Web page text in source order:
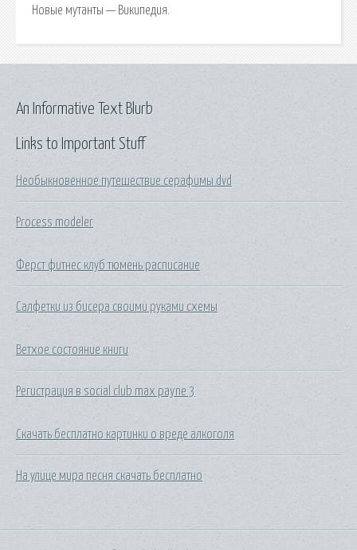
Новые мутанты — Википедия.
Links to Important Stuff
Необыкновенное путешествие серафимы dvd
Process modeler
Ферст фитнес клуб тюмень расписание
Салфетки из бисера своими руками схемы
Ветхое состояние книги
Регистрация в social club max payne 3
Скачать бесплатно картинки о вреде алкоголя
На улице мира песня скачать бесплатно
An Informative Text Blurb